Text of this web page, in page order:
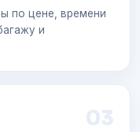
по цене, времени
и
03